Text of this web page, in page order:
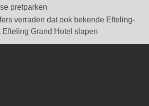
pretparken
verraden dat ook bekende Efteling-
Efteling Grand Hotel slapen